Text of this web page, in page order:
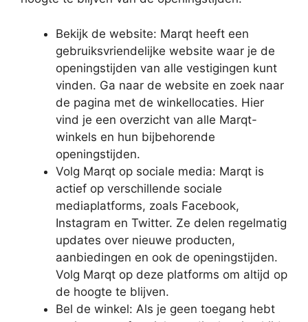
Bekijk de website: Marqt heeft een
gebruiksvriendelijke website waar je de
openingstijden van alle vestigingen kunt
vinden. Ga naar de website en zoek naar
de pagina met de winkellocaties. Hier
vind je een overzicht van alle Marqt-
winkels en hun bijbehorende
openingstijden.
Volg Marqt op sociale media: Marqt is
actief op verschillende sociale
mediaplatforms, zoals Facebook,
Instagram en Twitter. Ze delen regelmatig
updates over nieuwe producten,
aanbiedingen en ook de openingstijden.
Volg Marqt op deze platforms om altijd op
de hoogte te blijven.
Bel de winkel: Als je geen toegang hebt